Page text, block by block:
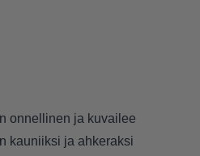
onnellinen ja kuvailee
kauniiksi ja ahkeraksi